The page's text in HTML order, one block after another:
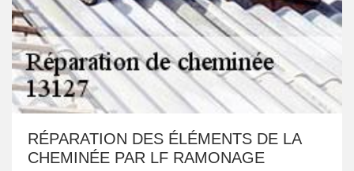
RÉPARATION DES ÉLÉMENTS DE LA
CHEMINÉE PAR LF RAMONAGE